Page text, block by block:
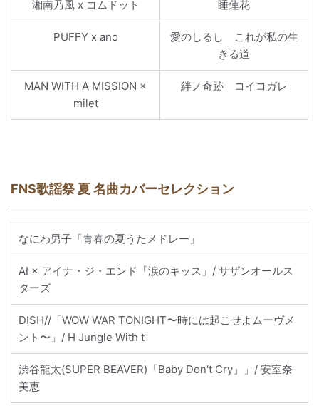
湘南乃風 x コムドット 睡蓮花
PUFFY x ano
愛のしるし これが私の生
きる道
MAN WITH A MISSION ×
milet
絆ノ奇跡 コイコガレ
FNS歌謡祭 夏 名曲カバーセレクション
なにわ男子「青春の夏うたメドレー」
AI × アイナ・ジ・エンド「涙のキッス」/ サザンオールス
ターズ
DISH//「WOW WAR TONIGHT〜時には起こせよムーヴメ
ント〜」/ H Jungle With t
渋谷龍太(SUPER BEAVER)「Baby Don't Cry」」/ 安室奈
美恵